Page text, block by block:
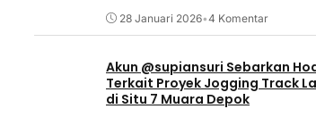
28 Januari 2026•4 Komentar
Akun @supiansuri Sebarkan
Terkait Proyek Jogging Track
di Situ 7 Muara Depok